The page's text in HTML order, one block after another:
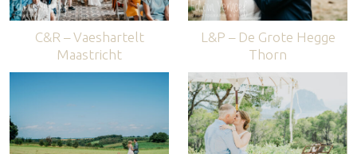
C&R – Vaeshartelt
Maastricht
L&P – De Grote Hegge
Thorn